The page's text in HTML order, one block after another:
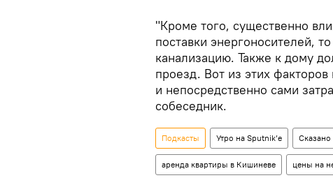
"Кроме того, существенно
поставки энергоносителей,
канализацию. Также к дому
проезд. Вот из этих
и непосредственно сами
собеседник.
Подкасты Утро на Sputnik’e
аренда квартиры в Кишиневе цены на